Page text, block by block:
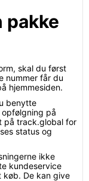
pakke
skal du først
nummer får du
hjemmesiden.
benytte
på
på track.global for
status og
ikke
kundeservice
køb. De kan give